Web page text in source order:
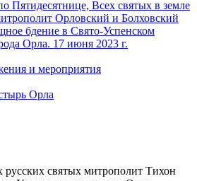
и мероприятия
Орла
русских святых митрополит Тихон